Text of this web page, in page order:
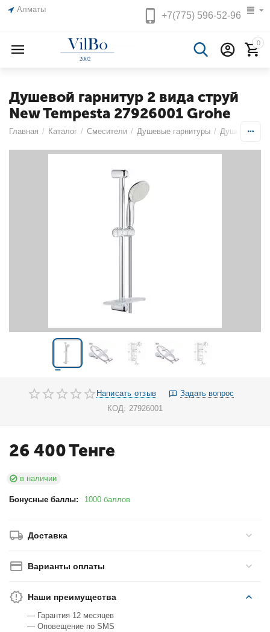
Алматы
+7(775)596-52-96
0
Душевой гарнитур 2 вида струй
New Tempesta 27926001 Grohe
Главная / Каталог / Смесители / Душевые гарнитуры / Душевые
Написать отзыв
Задать вопрос
КОД: 27926001
26 400Тенге
в наличии
Бонусные баллы: 1000 баллов
Доставка
Варианты оплаты
Наши преимущества
— Гарантия 12 месяцев
— Оповещение по SMS